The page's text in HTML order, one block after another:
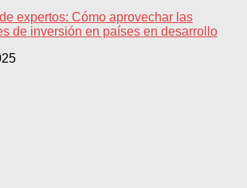
expertos: Cómo aprovechar las
de inversión en países en desarrollo